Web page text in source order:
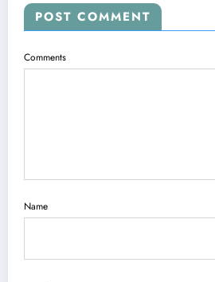
POST COMMENT
Comments
Name